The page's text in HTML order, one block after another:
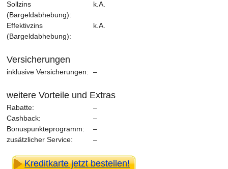
Sollzins
(Bargeldabhebung):
k.A.
Effektivzins
(Bargeldabhebung):
k.A.
Versicherungen
inklusive Versicherungen: –
weitere Vorteile und Extras
Rabatte:
–
Cashback:
–
Bonuspunkteprogramm:
–
zusätzlicher Service:
–
Kreditkarte jetzt bestellen!